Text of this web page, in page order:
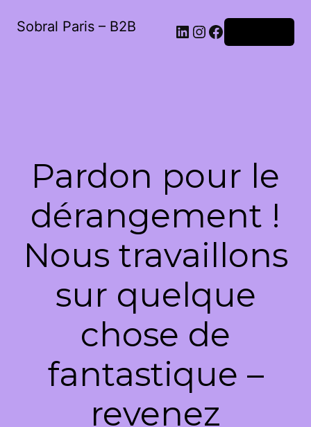
Sobral Paris – B2B LinkedIn
Instagram
Facebook
Pardon pour le
dérangement !
Nous travaillons
sur quelque
chose de
fantastique –
revenez